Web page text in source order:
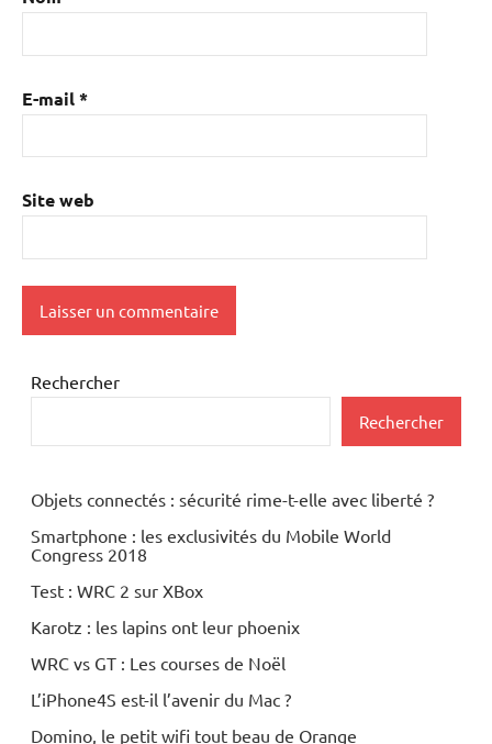
E-mail*
Site web
Rechercher
Rechercher
Objets connectés : sécurité rime-t-elle avec liberté ?
Smartphone : les exclusivités du Mobile World
Congress 2018
Test : WRC 2 sur XBox
Karotz : les lapins ont leur phoenix
WRC vs GT : Les courses de Noël
L’iPhone4S est-il l’avenir du Mac ?
Domino, le petit wifi tout beau de Orange